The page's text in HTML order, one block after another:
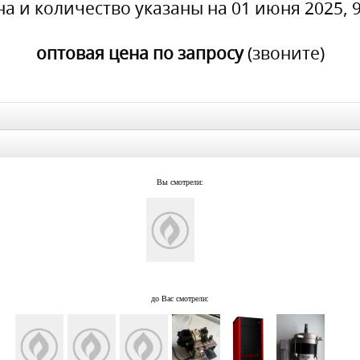
и количество указаны на 01 июня 2025,
оптовая цена по запросу(звоните)
Вы смотрели:
до Вас смотрели: